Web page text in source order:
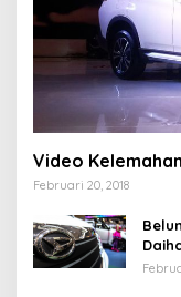
Video
Februari 20, 2018